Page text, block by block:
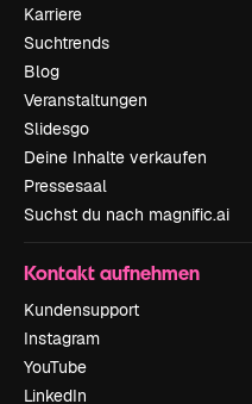
Karriere
Suchtrends
Blog
Veranstaltungen
Slidesgo
Deine Inhalte verkaufen
Pressesaal
Suchst du nach magnific.ai
Kontakt aufnehmen
Kundensupport
Instagram
YouTube
LinkedIn